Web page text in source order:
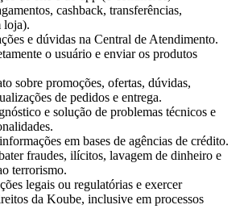
cashback, transferências,
loja).
e dúvidas na Central de Atendimento.
o usuário e enviar os produtos
sobre promoções, ofertas, dúvidas,
de pedidos e entrega.
e solução de problemas técnicos e
em bases de agências de crédito.
fraudes, ilícitos, lavagem de dinheiro e
terrorismo.
legais ou regulatórias e exercer
da Koube, inclusive em processos